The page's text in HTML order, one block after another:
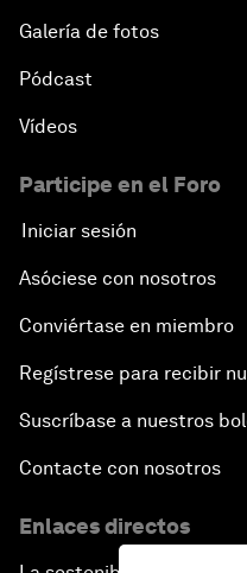
Galería de fotos
Pódcast
Vídeos
Participe en el Foro
Iniciar sesión
Asóciese con nosotros
Conviértase en miembro
Regístrese para recibir
Suscríbase a nuestros
Contacte con nosotros
Enlaces directos